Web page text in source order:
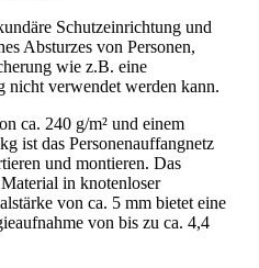
Schutzeinrichtung und
Absturzes von Personen,
wie z.B. eine
verwendet werden kann.
ca. 240 g/m² und einem
ist das Personenauffangnetz
und montieren. Das
in knotenloser
von ca. 5 mm bietet eine
von bis zu ca. 4,4